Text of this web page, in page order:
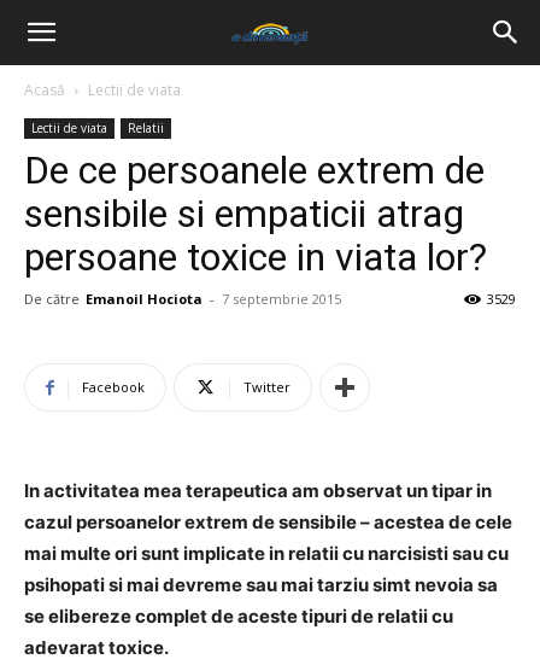
Acasă Lectii de viata
Lectii de viata Relatii
De ce persoanele extrem de
sensibile si empaticii atrag
persoane toxice in viata lor?
De către Emanoil Hociota - 7 septembrie 2015 3529
Facebook Twitter
In activitatea mea terapeutica am observat un tipar in
cazul persoanelor extrem de sensibile – acestea de cele
mai multe ori sunt implicate in relatii cu narcisisti sau cu
psihopati si mai devreme sau mai tarziu simt nevoia sa
se elibereze complet de aceste tipuri de relatii cu
adevarat toxice.